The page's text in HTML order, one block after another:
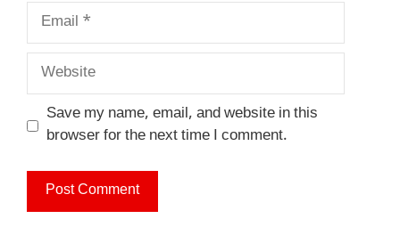
Email
Website
Save my name, email, and website in this
browser for the next time I comment.